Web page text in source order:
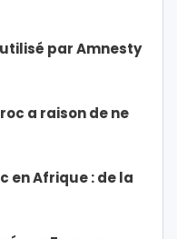
par Amnesty
a raison de ne
en Afrique : de la